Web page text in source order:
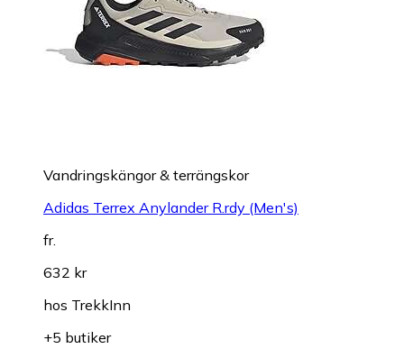
Vandringskängor & terrängskor
Adidas Terrex Anylander R.rdy (Men's)
fr.
632 kr
hos TrekkInn
+5 butiker